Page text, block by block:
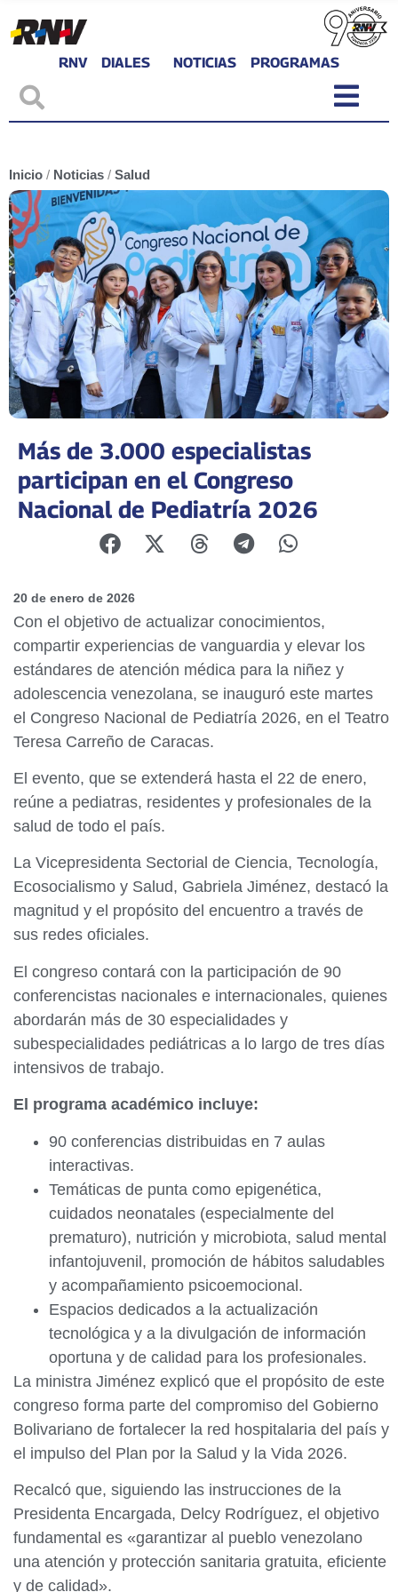
RNV DIALES NOTICIAS PROGRAMAS
Inicio / Noticias / Salud
Más de 3.000 especialistas
participan en el Congreso
Nacional de Pediatría 2026
20 de enero de 2026
Con el objetivo de actualizar conocimientos,
compartir experiencias de vanguardia y elevar los
estándares de atención médica para la niñez y
adolescencia venezolana, se inauguró este martes
el Congreso Nacional de Pediatría 2026, en el Teatro
Teresa Carreño de Caracas.
El evento, que se extenderá hasta el 22 de enero,
reúne a pediatras, residentes y profesionales de la
salud de todo el país.
La Vicepresidenta Sectorial de Ciencia, Tecnología,
Ecosocialismo y Salud, Gabriela Jiménez, destacó la
magnitud y el propósito del encuentro a través de
sus redes oficiales.
El congreso contará con la participación de 90
conferencistas nacionales e internacionales, quienes
abordarán más de 30 especialidades y
subespecialidades pediátricas a lo largo de tres días
intensivos de trabajo.
El programa académico incluye:
90 conferencias distribuidas en 7 aulas
interactivas.
Temáticas de punta como epigenética,
cuidados neonatales (especialmente del
prematuro), nutrición y microbiota, salud mental
infantojuvenil, promoción de hábitos saludables
y acompañamiento psicoemocional.
Espacios dedicados a la actualización
tecnológica y a la divulgación de información
oportuna y de calidad para los profesionales.
La ministra Jiménez explicó que el propósito de este
congreso forma parte del compromiso del Gobierno
Bolivariano de fortalecer la red hospitalaria del país y
el impulso del Plan por la Salud y la Vida 2026.
Recalcó que, siguiendo las instrucciones de la
Presidenta Encargada, Delcy Rodríguez, el objetivo
fundamental es «garantizar al pueblo venezolano
una atención y protección sanitaria gratuita, eficiente
y de calidad».